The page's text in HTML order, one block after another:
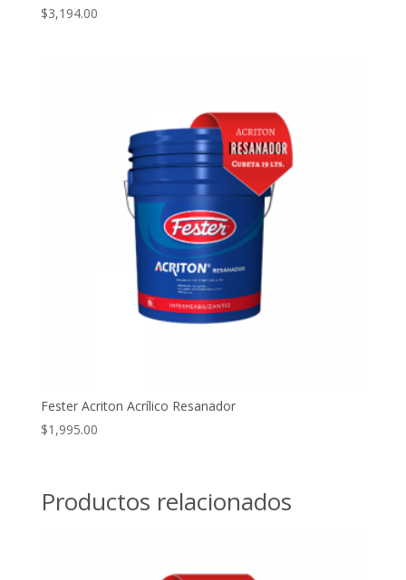
$3,194.00
Fester Acriton Acrílico Resanador
$1,995.00
Productos relacionados